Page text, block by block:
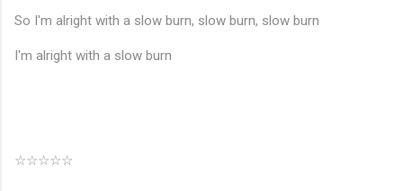
So I'm alright with a slow burn, slow burn, slow burn
I'm alright with a slow burn
☆☆☆☆☆